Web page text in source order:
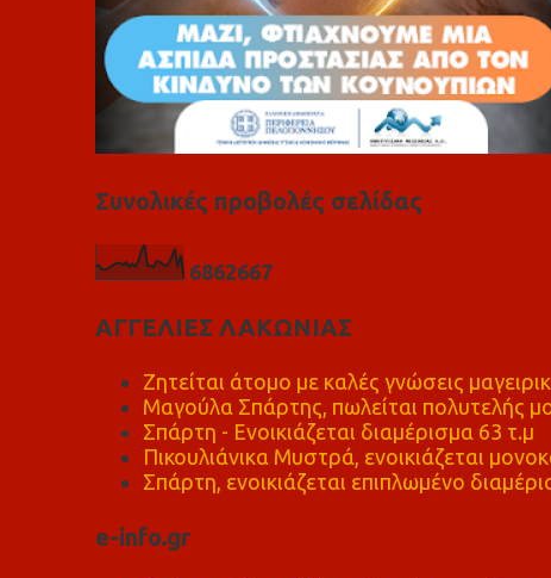
Συνολικές προβολές σελίδας
6862667
ΑΓΓΕΛΙΕΣ ΛΑΚΩΝΙΑΣ
Ζητείται άτομο με καλές γνώσεις
Μαγούλα Σπάρτης, πωλείται πολυτελής
Σπάρτη - Ενοικιάζεται διαμέρισμα 63 τ.μ
Πικουλιάνικα Μυστρά, ενοικιάζεται
Σπάρτη, ενοικιάζεται επιπλωμένο
e-info.gr